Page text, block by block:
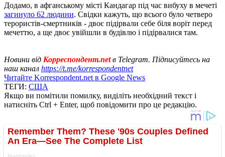
Додамо, в афганському місті Кандагар під час вибуху в мечеті
загинуло 62 людини. Свідки кажуть, що всього було четверо
терористів-смертників - двоє підірвали себе біля воріт перед
мечеттю, а ще двоє увійшли в будівлю і підірвалися там.
Новини від Корреспондент.netв Telegram. Підписуйтесь на
наш канал https://t.me/korrespondentnet
Читайте Korrespondent.net в Google News
ТЕГИ: США
Якщо ви помітили помилку, виділіть необхідний текст і
натисніть Ctrl + Enter, щоб повідомити про це редакцію.